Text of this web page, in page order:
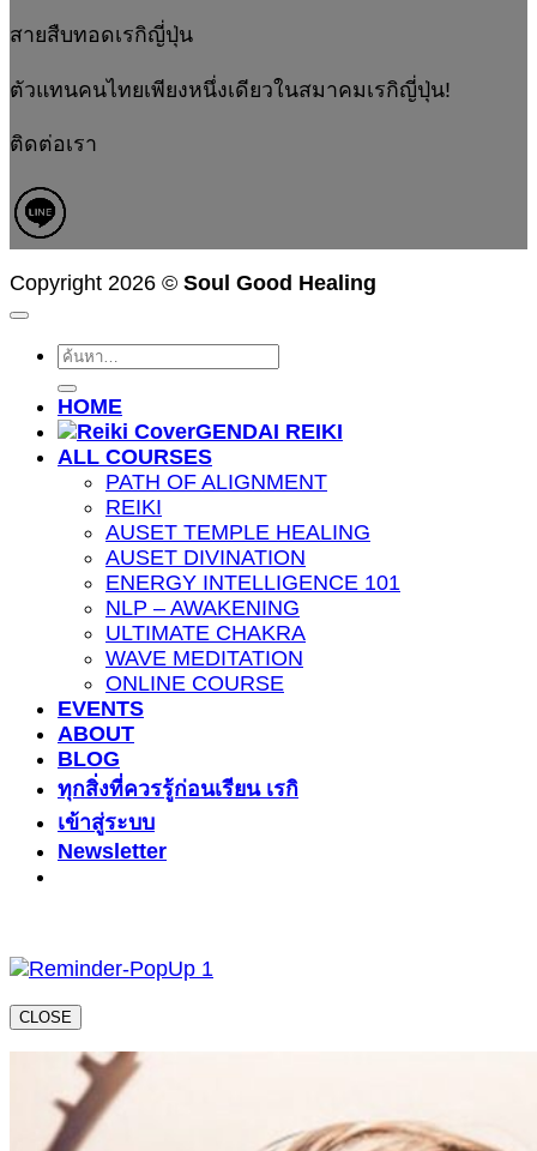
สายสืบทอดเรกิญี่ปุ่น
ตัวแทนคนไทยเพียงหนึ่งเดียวในสมาคมเรกิญี่ปุ่น!
ติดต่อเรา
Copyright 2026 © Soul Good Healing
ค้นหา:
HOME
GENDAI REIKI
ALL COURSES
PATH OF ALIGNMENT
REIKI
AUSET TEMPLE HEALING
AUSET DIVINATION
ENERGY INTELLIGENCE 101
NLP – AWAKENING
ULTIMATE CHAKRA
WAVE MEDITATION
ONLINE COURSE
EVENTS
ABOUT
BLOG
ทุกสิ่งที่ควรรู้ก่อนเรียน เรกิ
เข้าสู่ระบบ
Newsletter
CLOSE